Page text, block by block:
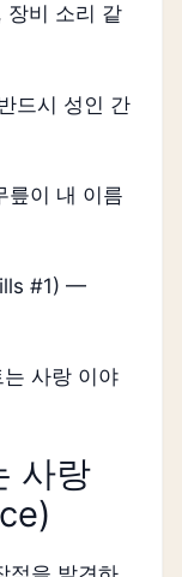
장비 소리 같
드시 성인 간
릎이 내 이름
#1) —
사랑 이야
사랑